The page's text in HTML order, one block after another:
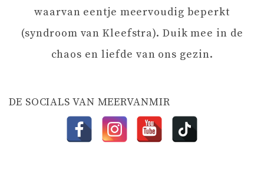
T
E
waarvan eentje meervoudig beperkt
(syndroom van Kleefstra). Duik mee in de
chaos en liefde van ons gezin.
DE SOCIALS VAN MEERVANMIR